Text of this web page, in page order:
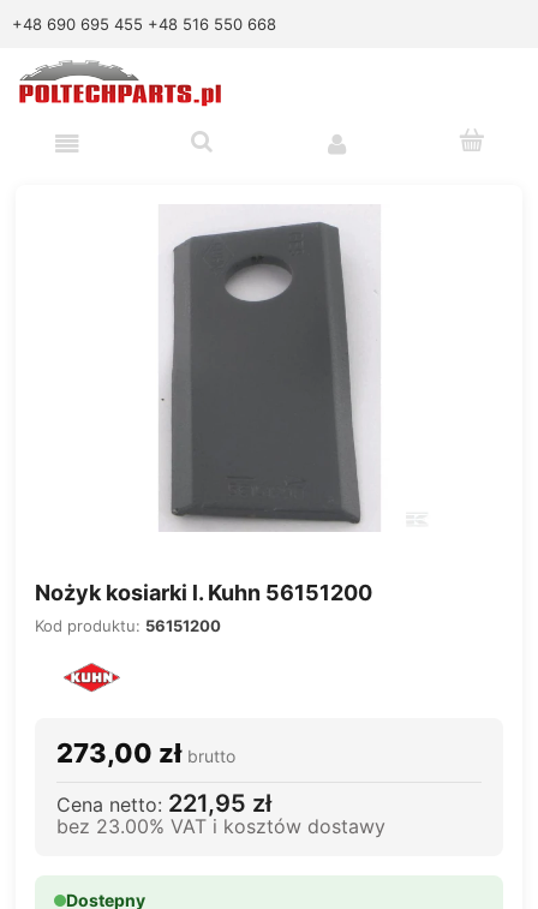
+48 690 695 455 +48 516 550 668
Nożyk kosiarki l. Kuhn 56151200
Kod produktu: 56151200
273,00 zł brutto
Cena netto: 221,95 zł
bez 23.00% VAT i kosztów dostawy
Dostepny